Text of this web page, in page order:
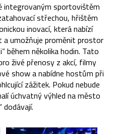
integrovaným sportovištěm
střechou, hřištěm
inovací, která nabízí
a umožňuje proměnit prostor
během několika hodin. Tato
živé přenosy z akcí, filmy
show a nabídne hostům při
zážitek. Pokud nebude
úchvatný výhled na město
dodávají.